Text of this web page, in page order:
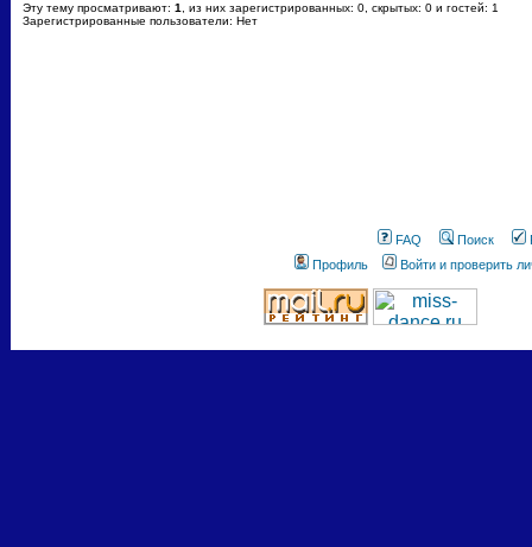
Эту тему просматривают: 1
, из них зарегистрированных: 0, скрытых: 0 и гостей: 1
Зарегистрированные пользователи: Нет
FAQ Поиск
Профиль
Войти и проверить